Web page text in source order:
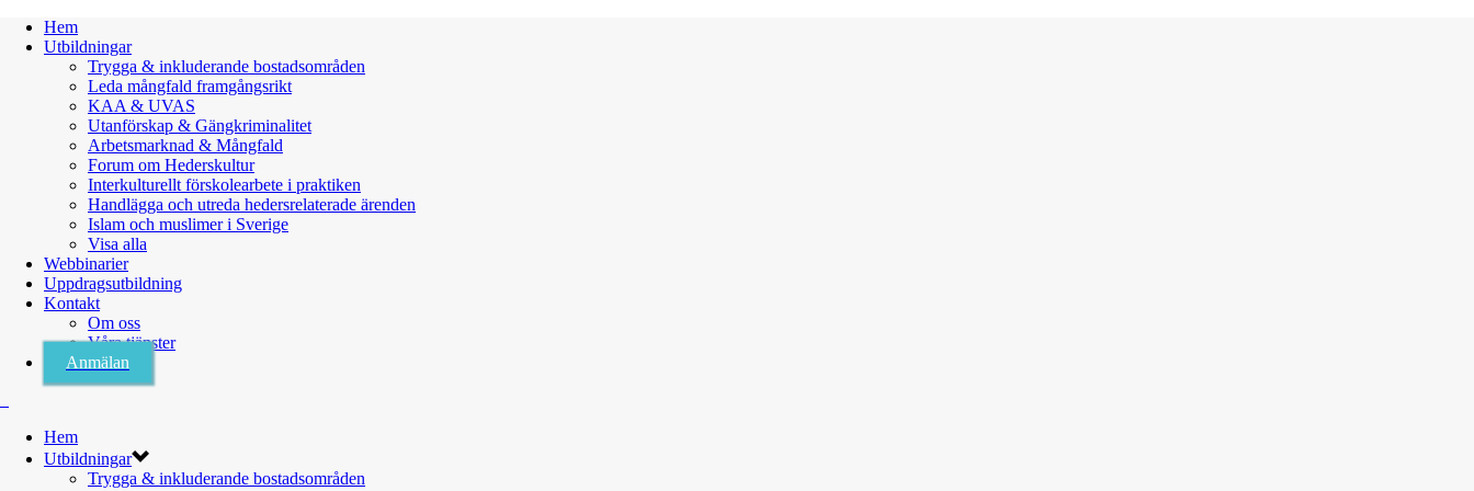
Hem
Utbildningar
Trygga & inkluderande bostadsområden
Leda mångfald framgångsrikt
KAA & UVAS
Utanförskap & Gängkriminalitet
Arbetsmarknad & Mångfald
Forum om Hederskultur
Interkulturellt förskolearbete i praktiken
Handlägga och utreda hedersrelaterade ärenden
Islam och muslimer i Sverige
Visa alla
Webbinarier
Uppdragsutbildning
Kontakt
Om oss
Våra tjänster
Anmälan
Hem
Utbildningar
Trygga & inkluderande bostadsområden